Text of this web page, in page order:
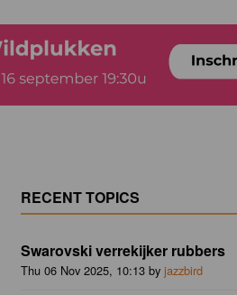
RECENT TOPICS
Swarovski verrekijker rubbers
Thu 06 Nov 2025, 10:13 by jazzbird